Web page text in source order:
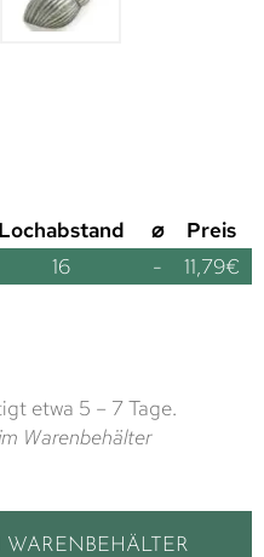
Lochabstand ⌀
Preis
16 - 11,79€
etwa 5 – 7 Tage.
Warenbehälter
WARENBEHÄLTER